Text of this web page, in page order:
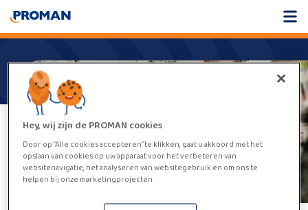
Hey, wij zijn de PROMAN cookies
Door op “Alle cookies accepteren” te klikken, gaat u akkoord met het
opslaan van cookies op uw apparaat voor het verbeteren van
websitenavigatie, het analyseren van websitegebruik en om ons te
helpen bij onze marketingprojecten.